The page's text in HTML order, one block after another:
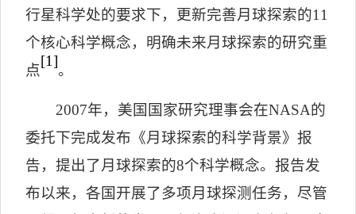
行星科学处的要求下，更新完善月球探索的11
个核心科学概念，明确未来月球探索的研究重
点
[1]
。
2007年，美国国家研究理事会在NASA的
委托下完成发布《月球探索的科学背景》报
告，提出了月球探索的8个科学概念。报告发
布以来，各国开展了多项月球探测任务，尽管